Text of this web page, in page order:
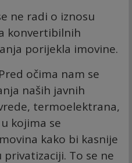
ne radi o iznosu
konvertibilnih
porijekla imovine.
očima nam se
naših javnih
termoelektrana,
kojima se
kako bi kasnije
To se ne